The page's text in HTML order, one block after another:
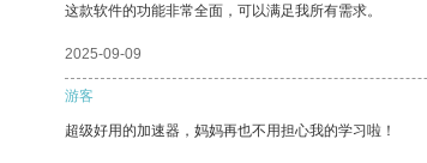
这款软件的功能非常全面，可以满足我所有需求。
2025-09-09
游客
超级好用的加速器，妈妈再也不用担心我的学习啦！